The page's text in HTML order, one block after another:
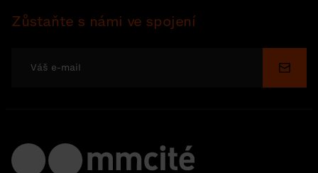
Zůstaňte s námi ve spojení